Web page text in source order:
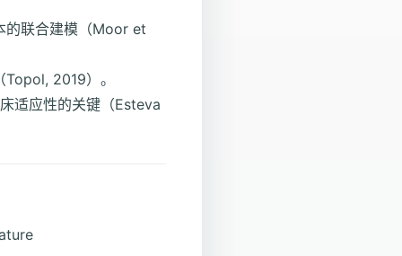
的联合建模（Moor et
2019）。
适应性的关键（Esteva